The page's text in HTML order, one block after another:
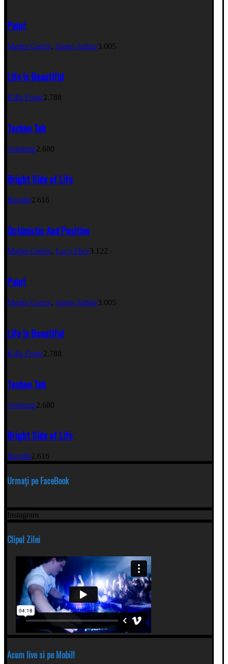
Paint
Martin Garrix, James Arthur3.005
Life Is Beautiful
Killa Fonic2.788
Techno Tek
Solomun2.680
Bright Side of Life
Bastille2.616
Optimistic And Positive
Martin Garrix, Loco Dice3.122
Paint
Martin Garrix, James Arthur3.005
Life Is Beautiful
Killa Fonic2.788
Techno Tek
Solomun2.680
Bright Side of Life
Bastille2.616
Urmați pe FaceBook
Instagram
Clipul Zilei
Acum live si pe Mobil!